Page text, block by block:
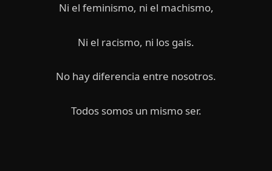
Ni el feminismo, ni el machismo,
Ni el racismo, ni los gais.
No hay diferencia entre nosotros.
Todos somos un mismo ser.